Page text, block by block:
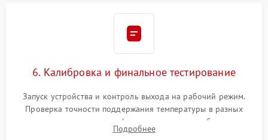
6. Калибровка и финальное тестирование
Запуск устройства и контроль выхода на рабочий режим.
Проверка точности поддержания температуры в разных
климатических зонах шкафа, оценка уровня стабильности
влажности и полного отсутствия вибраций корпуса.
Подробнее